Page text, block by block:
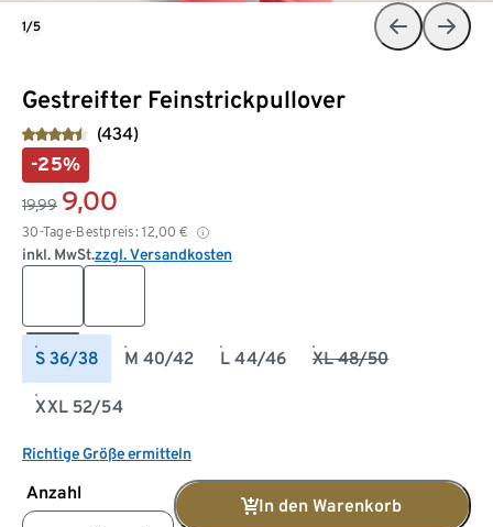
Gestreifter Feinstrickpullover
(434)
-25%
19,99 9,00
30-Tage-Bestpreis: 12,00 €
inkl. MwSt.zzgl. Versandkosten
S 36/38 M 40/42 L 44/46 XL 48/50
XXL 52/54
Richtige Größe ermitteln
Anzahl
In den Warenkorb
1/5